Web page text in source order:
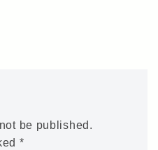
be published.
*